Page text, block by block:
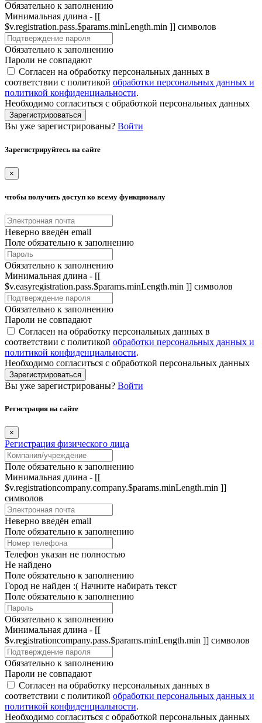
Обязательно к заполнению
Минимальная длина - [[
$v.registration.pass.$params.minLength.min ]] символов
Обязательно к заполнению
Пароли не совпадают
Согласен на обработку персональных данных в
соответствии с политикой обработки персональных данных и
политикой конфиденциальности.
Необходимо согласиться с обработкой персональных данных
Зарегистрироваться
Вы уже зарегистрированы? Войти
Зарегистрируйтесь на сайте
×
чтобы получить доступ ко всему функционалу
Неверно введён email
Поле обязательно к заполнению
Обязательно к заполнению
Минимальная длина - [[
$v.easyregistration.pass.$params.minLength.min ]] символов
Обязательно к заполнению
Пароли не совпадают
Согласен на обработку персональных данных в
соответствии с политикой обработки персональных данных и
политикой конфиденциальности.
Необходимо согласиться с обработкой персональных данных
Зарегистрироваться
Вы уже зарегистрированы? Войти
Регистрация на сайте
×
Регистрация физического лица
Поле обязательно к заполнению
Минимальная длина - [[
$v.registrationcompany.company.$params.minLength.min ]]
символов
Неверно введён email
Поле обязательно к заполнению
Телефон указан не полностью
Не найдено
Поле обязательно к заполнению
Город не найден :( Начните набирать текст
Поле обязательно к заполнению
Обязательно к заполнению
Минимальная длина - [[
$v.registrationcompany.pass.$params.minLength.min ]] символов
Обязательно к заполнению
Пароли не совпадают
Согласен на обработку персональных данных в
соответствии с политикой обработки персональных данных и
политикой конфиденциальности.
Необходимо согласиться с обработкой персональных данных